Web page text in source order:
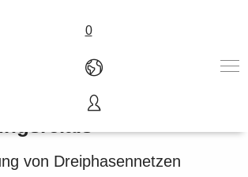
0
von Dreiphasennetzen